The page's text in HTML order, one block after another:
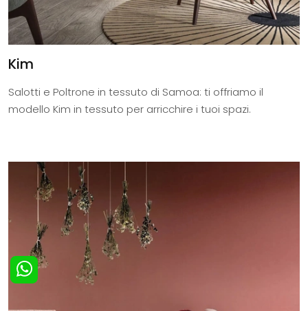
Kim
Salotti e Poltrone in tessuto di Samoa: ti offriamo il
modello Kim in tessuto per arricchire i tuoi spazi.